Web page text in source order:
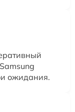
ожидания.